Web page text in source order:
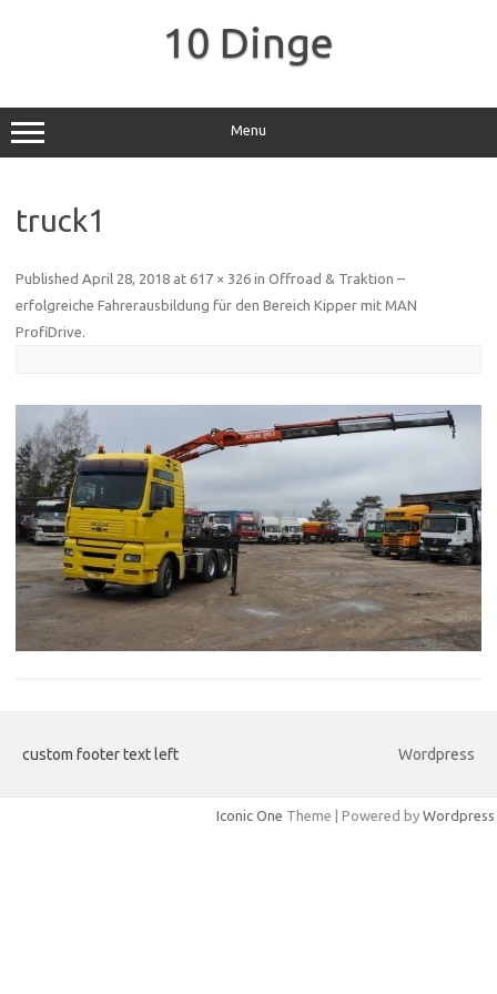
10 Dinge
Menu
truck1
Published April 28, 2018 at 617 × 326 in Offroad & Traktion –
erfolgreiche Fahrerausbildung für den Bereich Kipper mit MAN
ProfiDrive.
custom footer text left Wordpress
Iconic One Theme | Powered by Wordpress